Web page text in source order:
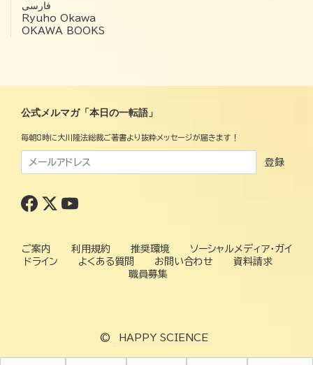
فارسی
Ryuho Okawa
OKAWA BOOKS
公式メルマガ「本日の一転語」
毎朝8時に大川隆法総裁ご著書より抜粋メッセージが届きます！
登録
ご案内 利用規約 推奨環境
ソーシャルメディア・ガイ
ドライン
よくある質問 お問い合わせ
資料請求
職員募集
© HAPPY SCIENCE